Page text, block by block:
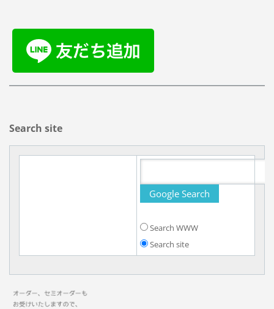
Search site
Search WWW
Search site